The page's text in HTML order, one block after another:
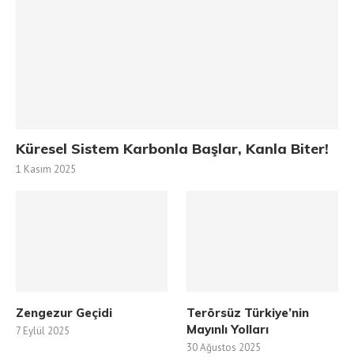
Küresel Sistem Karbonla Başlar, Kanla Biter!
1 Kasım 2025
Zengezur Geçidi
7 Eylül 2025
Terörsüz Türkiye’nin
Mayınlı Yolları
30 Ağustos 2025